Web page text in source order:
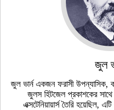
জুল
জুল ভার্ন একজন ফরাসী উপন্যাসিক,
জুলস হিটজেল প্রকাশকের সাথে
এক্সটেনিয়ায়ার্স তৈরি হয়েছিল,